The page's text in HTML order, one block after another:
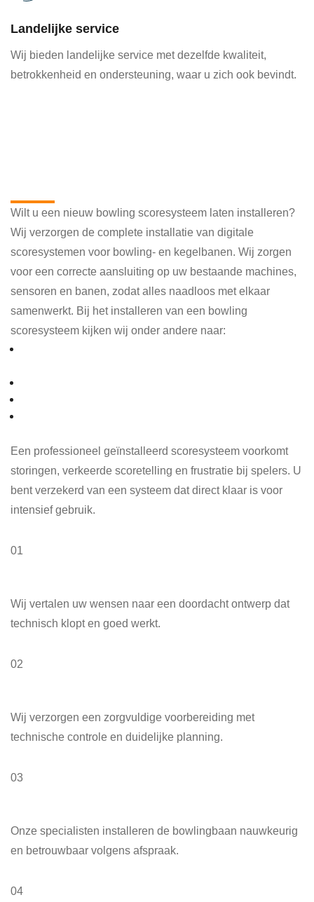
Landelijke service
Wij bieden landelijke service met dezelfde kwaliteit,
betrokkenheid en ondersteuning, waar u zich ook bevindt.
Wilt u een nieuw bowling scoresysteem laten installeren?
Wij verzorgen de complete installatie van digitale
scoresystemen voor bowling- en kegelbanen. Wij zorgen
voor een correcte aansluiting op uw bestaande machines,
sensoren en banen, zodat alles naadloos met elkaar
samenwerkt. Bij het installeren van een bowling
scoresysteem kijken wij onder andere naar:
Een professioneel geïnstalleerd scoresysteem voorkomt
storingen, verkeerde scoretelling en frustratie bij spelers. U
bent verzekerd van een systeem dat direct klaar is voor
intensief gebruik.
01
Wij vertalen uw wensen naar een doordacht ontwerp dat
technisch klopt en goed werkt.
02
Wij verzorgen een zorgvuldige voorbereiding met
technische controle en duidelijke planning.
03
Onze specialisten installeren de bowlingbaan nauwkeurig
en betrouwbaar volgens afspraak.
04